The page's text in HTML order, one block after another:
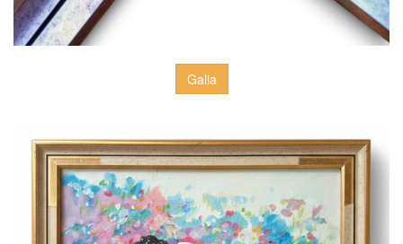
Galia